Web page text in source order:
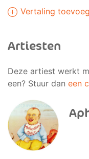
Vertaling
Artiesten
Deze artiest werkt
een? Stuur dan een